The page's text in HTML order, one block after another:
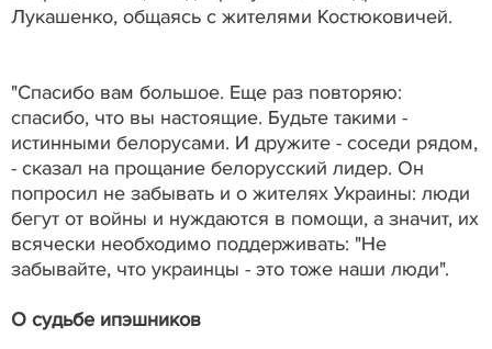
Лукашенко, общаясь с жителями Костюковичей.
"Спасибо вам большое. Еще раз повторяю:
спасибо, что вы настоящие. Будьте такими -
истинными белорусами. И дружите - соседи рядом,
- сказал на прощание белорусский лидер. Он
попросил не забывать и о жителях Украины: люди
бегут от войны и нуждаются в помощи, а значит, их
всячески необходимо поддерживать: "Не
забывайте, что украинцы - это тоже наши люди".
О судьбе ипэшников